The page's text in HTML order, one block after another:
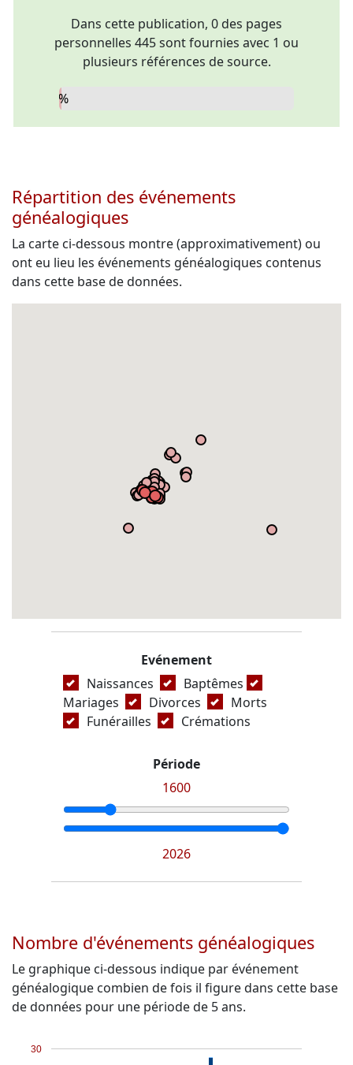
Dans cette publication, 0 des pages
personnelles 445 sont fournies avec 1 ou
plusieurs références de source.
0%
Répartition des événements
généalogiques
La carte ci-dessous montre (approximativement) ou
ont eu lieu les événements généalogiques contenus
dans cette base de données.
Evénement
Naissances
Baptêmes
Mariages
Divorces
Morts
Funérailles
Crémations
Période
1600
2026
Nombre d'événements généalogiques
Le graphique ci-dessous indique par événement
généalogique combien de fois il figure dans cette base
de données pour une période de 5 ans.
30